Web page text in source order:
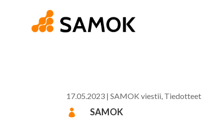
17.05.2023 |SAMOK viestii Tiedotteet
 SAMOK